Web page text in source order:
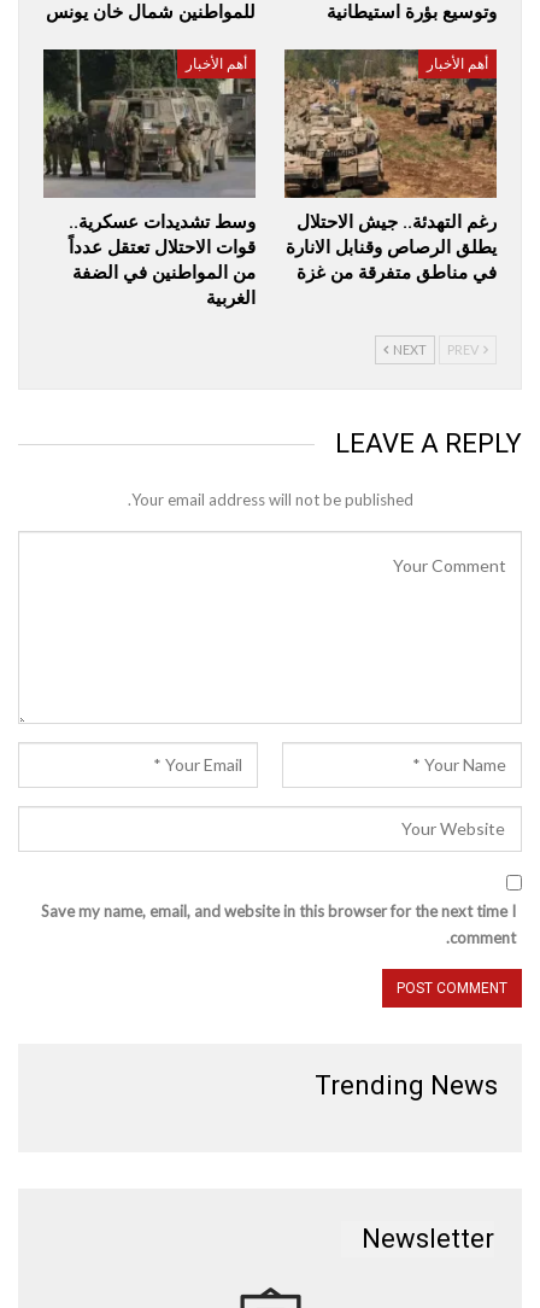
وتوسيع بؤرة استيطانية
للمواطنين شمال خان يونس
أهم الأخبار
رغم التهدئة.. جيش الاحتلال
يطلق الرصاص وقنابل الانارة
في مناطق متفرقة من غزة
أهم الأخبار
وسط تشديدات عسكرية..
قوات الاحتلال تعتقل عدداً
من المواطنين في الضفة
الغربية
NEXT
LEAVE A REPLY
Your email address will not be published.
Save my name, email, and website in this browser for the next time I
comment.
Trending News
Newsletter